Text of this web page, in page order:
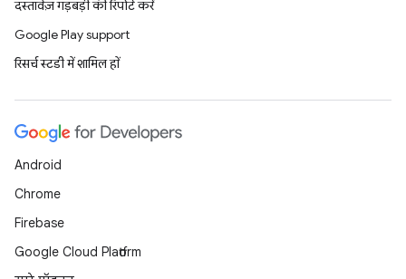
दस्तावेज़ गड़बड़ी की रिपोर्ट करें
Google Play support
रिसर्च स्टडी में शामिल हों
Android
Chrome
Firebase
Google Cloud Platform